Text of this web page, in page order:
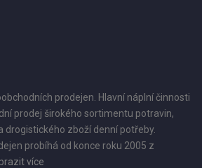
prodejen. Hlavní náplní činnosti
prodej širokého sortimentu potravin,
drogistického zboží denní potřeby.
probíhá od konce roku 2005 z
více